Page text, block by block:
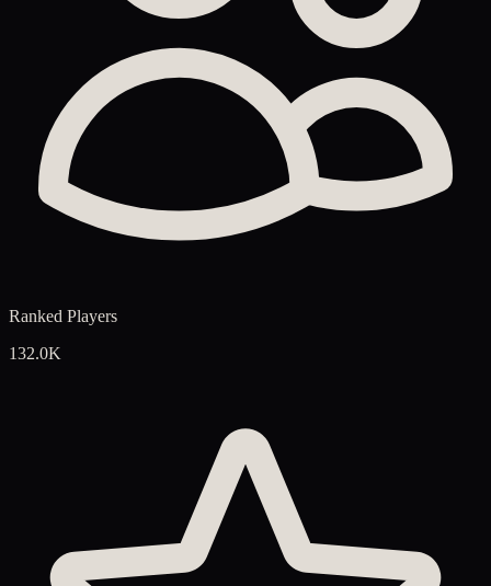
Ranked Players
132.0K